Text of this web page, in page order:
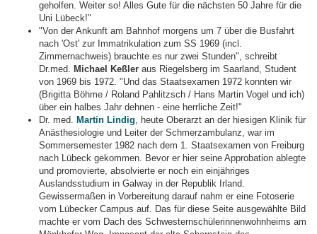
geholfen. Weiter so! Alles Gute für die nächsten 50 Jahre für die
Uni Lübeck!"
"Von der Ankunft am Bahnhof morgens um 7 über die Busfahrt
nach 'Ost' zur Immatrikulation zum SS 1969 (incl.
Zimmernachweis) brauchte es nur zwei Stunden", schreibt
Dr.med. Michael Keßler aus Riegelsberg im Saarland, Student
von 1969 bis 1972. "Und das Staatsexamen 1972 konnten wir
(Brigitta Böhme / Roland Pahlitzsch / Hans Martin Vogel und ich)
über ein halbes Jahr dehnen - eine herrliche Zeit!"
Dr. med. Martin Lindig, heute Oberarzt an der hiesigen Klinik für
Anästhesiologie und Leiter der Schmerzambulanz, war im
Sommersemester 1982 nach dem 1. Staatsexamen von Freiburg
nach Lübeck gekommen. Bevor er hier seine Approbation ablegte
und promovierte, absolvierte er noch ein einjähriges
Auslandsstudium in Galway in der Republik Irland.
Gewissermaßen in Vorbereitung darauf nahm er eine Fotoserie
vom Lübecker Campus auf. Das für diese Seite ausgewählte Bild
machte er vom Dach des Schwesternschülerinnenwohnheims am